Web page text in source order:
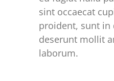
sint occaecat
proident, sunt in
deserunt mollit
laborum.